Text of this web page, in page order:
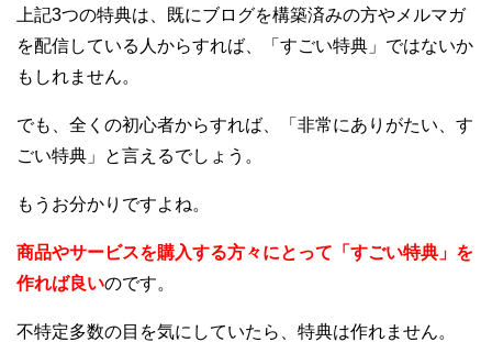
上記3つの特典は、既にブログを構築済みの方やメルマガ
を配信している人からすれば、「すごい特典」ではないか
もしれません。
でも、全くの初心者からすれば、「非常にありがたい、す
ごい特典」と言えるでしょう。
もうお分かりですよね。
商品やサービスを購入する方々にとって「すごい特典」を
作れば良いのです。
不特定多数の目を気にしていたら、特典は作れません。